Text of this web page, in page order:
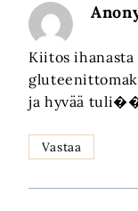
Kiitos
ja hyvää
Vastaa